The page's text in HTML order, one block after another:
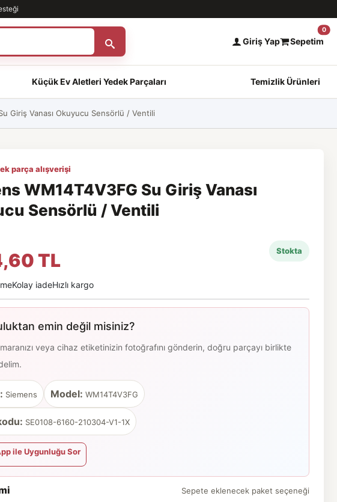
Giriş Yap Sepetim
0
Küçük Ev Aletleri Yedek Parçaları Temizlik Ürünleri
Giriş Vanası Okuyucu Sensörlü / Ventili
parça alışverişi
WM14T4V3FG Su Giriş Vanası
Sensörlü / Ventili
TL Stokta
Kolay iadeHızlı kargo
emin değil misiniz?
veya cihaz etiketinizin fotoğrafını gönderin, doğru parçayı birlikte
Siemens Model: WM14T4V3FG
SE0108-6160-210304-V1-1X
ile Uygunluğu Sor
Sepete eklenecek paket seçeneği